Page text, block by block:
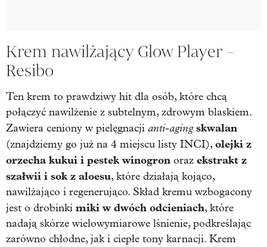
Krem nawilżający Glow Player –
Resibo
Ten krem to prawdziwy hit dla osób, które chcą
połączyć nawilżenie z subtelnym, zdrowym blaskiem.
Zawiera ceniony w pielęgnacji anti-aging skwalan
(znajdziemy go już na 4 miejscu listy INCI),olejki z
orzecha kukui i pestek winogron oraz ekstrakt z
szałwii i sok z aloesu, które działają kojąco,
nawilżająco i regenerująco. Skład kremu wzbogacony
jest o drobinki miki w dwóch odcieniach, które
nadają skórze wielowymiarowe lśnienie, podkreślając
zarówno chłodne, jak i ciepłe tony karnacji. Krem